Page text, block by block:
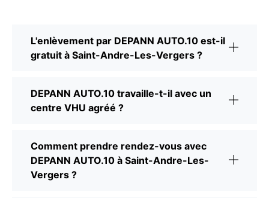
L'enlèvement par DEPANN AUTO.10 est-il
gratuit à Saint-Andre-Les-Vergers ?
DEPANN AUTO.10 travaille-t-il avec un
centre VHU agréé ?
Comment prendre rendez-vous avec
DEPANN AUTO.10 à Saint-Andre-Les-
Vergers ?